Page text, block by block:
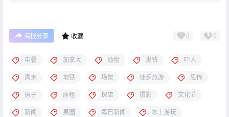
海报分享 收藏 0 0
中餐 加拿大 动物 发钱 吓人
周末 地铁 场景 徒步旅游 恐怖
房子 房租 探店 摄影 文化节
新闻 果园 每日新闻 水上游玩